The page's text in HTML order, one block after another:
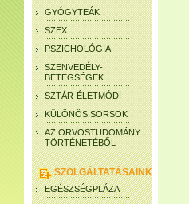
GYÓGYTEÁK
SZEX
PSZICHOLÓGIA
SZENVEDÉLY-
BETEGSÉGEK
SZTÁR-ÉLETMÓDI
KÜLÖNÖS SORSOK
AZ ORVOSTUDOMÁNY
TÖRTÉNETÉBŐL
SZOLGÁLTATÁSAINK
EGÉSZSÉGPLÁZA